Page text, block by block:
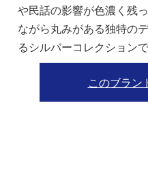
や民話の影響が色濃く残
ながら丸みがある独特の
るシルバーコレクションで
このブラン